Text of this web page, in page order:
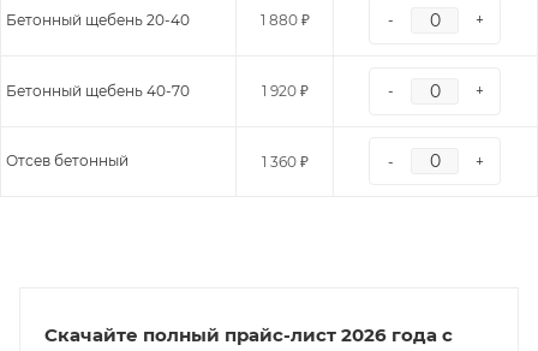
Бетонный щебень 20-40 1 880 ₽ - +
Бетонный щебень 40-70 1 920 ₽ - +
Отсев бетонный 1 360 ₽ - +
Скачайте полный прайс-лист 2026 года с